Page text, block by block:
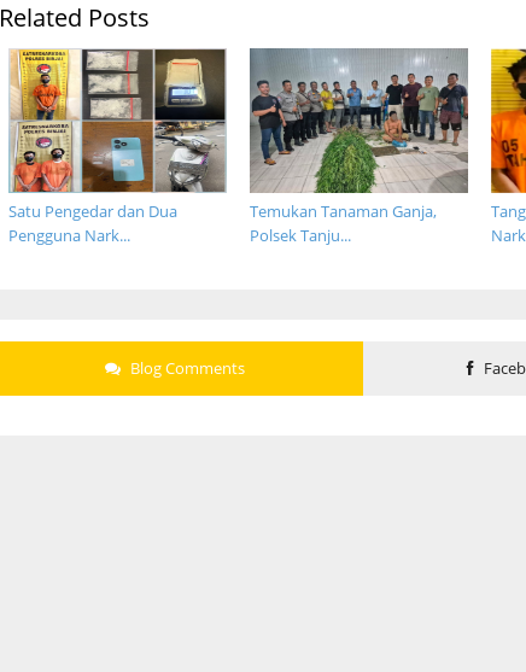
Related Posts
Temukan Tanaman Ganja,
Polsek Tanju...
Satu Pengedar dan Dua
Pengguna Nark...
Blog Comments